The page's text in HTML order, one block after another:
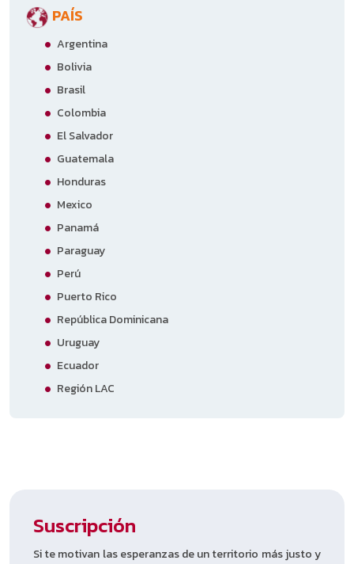
PAÍS
Argentina
Bolivia
Brasil
Colombia
El Salvador
Guatemala
Honduras
Mexico
Panamá
Paraguay
Perú
Puerto Rico
República Dominicana
Uruguay
Ecuador
Región LAC
Suscripción
Si te motivan las esperanzas de un territorio más justo y